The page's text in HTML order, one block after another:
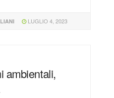
LUGLIO 4, 2023
ambientali,